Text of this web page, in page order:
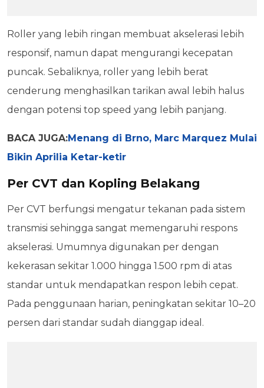
Roller yang lebih ringan membuat akselerasi lebih
responsif, namun dapat mengurangi kecepatan
puncak. Sebaliknya, roller yang lebih berat
cenderung menghasilkan tarikan awal lebih halus
dengan potensi top speed yang lebih panjang.
BACA JUGA:Menang di Brno, Marc Marquez Mulai
Bikin Aprilia Ketar-ketir
Per CVT dan Kopling Belakang
Per CVT berfungsi mengatur tekanan pada sistem
transmisi sehingga sangat memengaruhi respons
akselerasi. Umumnya digunakan per dengan
kekerasan sekitar 1.000 hingga 1.500 rpm di atas
standar untuk mendapatkan respon lebih cepat.
Pada penggunaan harian, peningkatan sekitar 10–20
persen dari standar sudah dianggap ideal.